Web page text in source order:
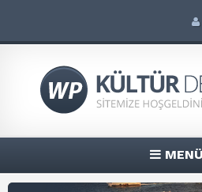
MENÜ